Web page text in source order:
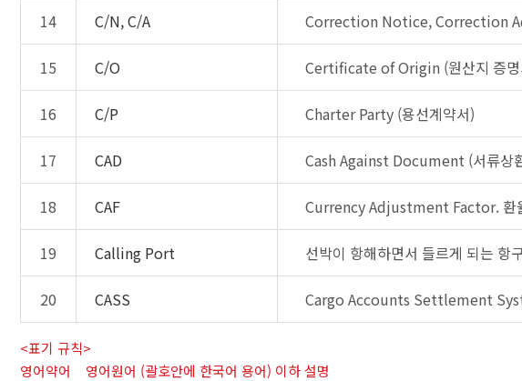
14 C/N, C/A Correction Notice, Correction
15 C/O Certificate of Origin (원산지 증명
16 C/P Charter Party (용선계약서)
17 CAD Cash Against Document (서류상
18 CAF Currency Adjustment Factor. 환
19 Calling Port 선박이 항해하면서 들르게 되는 항
20 CASS Cargo Accounts Settlement
<표기 규칙>
영어약어 영어원어 (괄호안에 한국어 용어) 이하 설명